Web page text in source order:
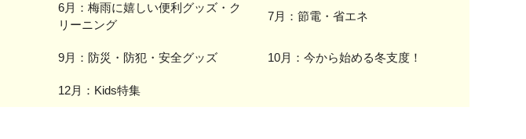
6月：梅雨に嬉しい便利グッズ・ク
リーニング
7月：節電・省エネ
9月：防災・防犯・安全グッズ 10月：今から始める冬支度！
12月：Kids特集